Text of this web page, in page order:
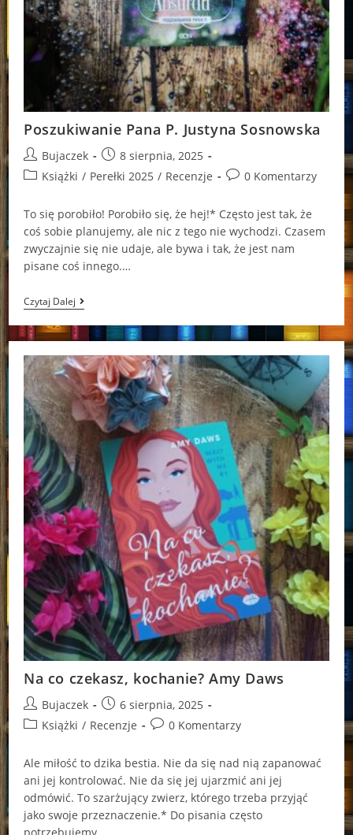
Poszukiwanie Pana P. Justyna Sosnowska
Post
author:
Bujaczek
Post
published:
8 sierpnia, 2025
PostKsiążki / Perełki 2025 / Recenzje
Post0 Komentarzy
To się porobiło! Porobiło się, że hej!* Często jest tak, że
coś sobie planujemy, ale nic z tego nie wychodzi. Czasem
zwyczajnie się nie udaje, ale bywa i tak, że jest nam
pisane coś innego.…
Czytaj DalejPoszukiwanie
Pana
P.
Justyna
Sosnowska
Na co czekasz, kochanie? Amy Daws
Post
author:
Bujaczek
Post
published:
6 sierpnia, 2025
PostKsiążki / Recenzje
Post0 Komentarzy
Ale miłość to dzika bestia. Nie da się nad nią zapanować
ani jej kontrolować. Nie da się jej ujarzmić ani jej
odmówić. To szarżujący zwierz, którego trzeba przyjąć
jako swoje przeznaczenie.* Do pisania często